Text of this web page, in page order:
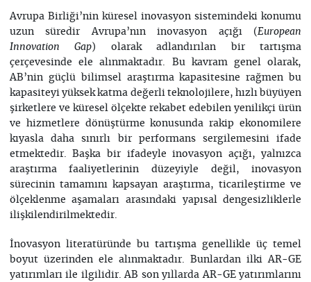
Avrupa Birliği’nin küresel inovasyon sistemindeki konumu
uzun süredir Avrupa’nın inovasyon açığı (European
Innovation Gap) olarak adlandırılan bir tartışma
çerçevesinde ele alınmaktadır. Bu kavram genel olarak,
AB’nin güçlü bilimsel araştırma kapasitesine rağmen bu
kapasiteyi yüksek katma değerli teknolojilere, hızlı büyüyen
şirketlere ve küresel ölçekte rekabet edebilen yenilikçi ürün
ve hizmetlere dönüştürme konusunda rakip ekonomilere
kıyasla daha sınırlı bir performans sergilemesini ifade
etmektedir. Başka bir ifadeyle inovasyon açığı, yalnızca
araştırma faaliyetlerinin düzeyiyle değil, inovasyon
sürecinin tamamını kapsayan araştırma, ticarileştirme ve
ölçeklenme aşamaları arasındaki yapısal dengesizliklerle
ilişkilendirilmektedir.
İnovasyon literatüründe bu tartışma genellikle üç temel
boyut üzerinden ele alınmaktadır. Bunlardan ilki AR-GE
yatırımları ile ilgilidir. AB son yıllarda AR-GE yatırımlarını